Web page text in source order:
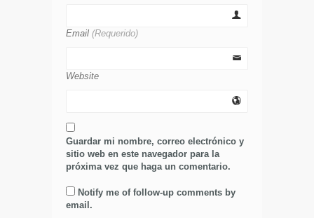
Email (Requerido)
Website
Guardar mi nombre, correo electrónico y
sitio web en este navegador para la
próxima vez que haga un comentario.
Notify me of follow-up comments by
email.